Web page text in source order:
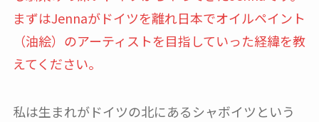
まずはJennaがドイツを離れ日本でオイルペイント
（油絵）のアーティストを目指していった経緯を教
えてください。
私は生まれがドイツの北にあるシャボイツという